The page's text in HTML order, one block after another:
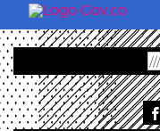
Skip to main content